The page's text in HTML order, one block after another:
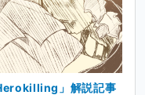
」解説記事